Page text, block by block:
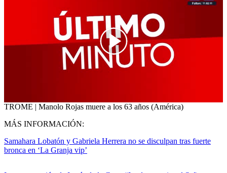
TROME | Manolo Rojas muere a los 63 años (América)
MÁS INFORMACIÓN:
Samahara Lobatón y Gabriela Herrera no se disculpan tras fuerte
bronca en ‘La Granja vip’